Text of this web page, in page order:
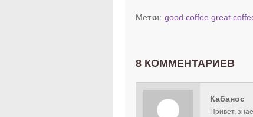
Метки: good coffee great
8 КОММЕНТАРИЕВ
Кабанос
Привет,